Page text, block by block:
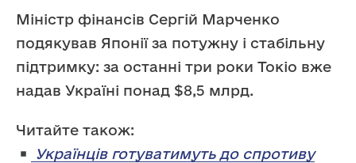
Міністр фінансів Сергій Марченко
подякував Японії за потужну і стабільну
підтримку: за останні три роки Токіо вже
надав Україні понад $8,5 млрд.
Читайте також:
Українців готуватимуть до спротиву